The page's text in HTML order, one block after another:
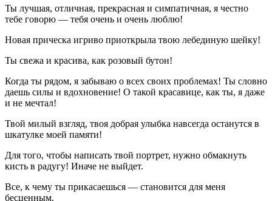
Ты лучшая, отличная, прекрасная и симпатичная, я честно
тебе говорю — тебя очень и очень люблю!
Новая прическа игриво приоткрыла твою лебединую шейку!
Ты свежа и красива, как розовый бутон!
Когда ты рядом, я забываю о всех своих проблемах! Ты словно
даешь силы и вдохновение! О такой красавице, как ты, я даже
и не мечтал!
Твой милый взгляд, твоя добрая улыбка навсегда останутся в
шкатулке моей памяти!
Для того, чтобы написать твой портрет, нужно обмакнуть
кисть в радугу! Иначе не выйдет.
Все, к чему ты прикасаешься — становится для меня
бесценным.